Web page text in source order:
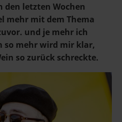
den letzten Wochen
mehr mit dem Thema
und je mehr ich
so mehr wird mir klar,
so zurück schreckte.